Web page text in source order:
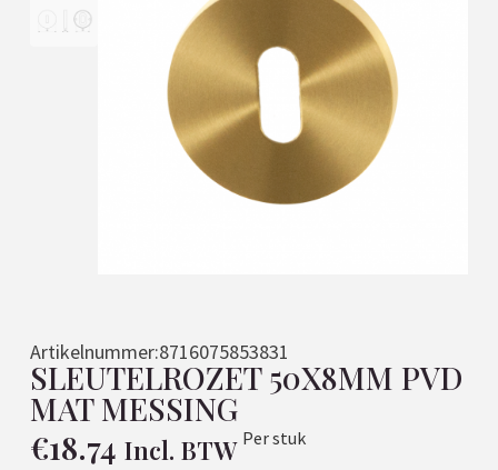
Artikelnummer:8716075853831
SLEUTELROZET 50X8MM PVD
MAT MESSING
€18.74 Incl. BTW Per stuk